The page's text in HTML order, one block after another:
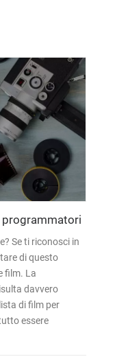
programmatori
Se ti riconosci in
di questo
film. La
davvero
di film per
essere